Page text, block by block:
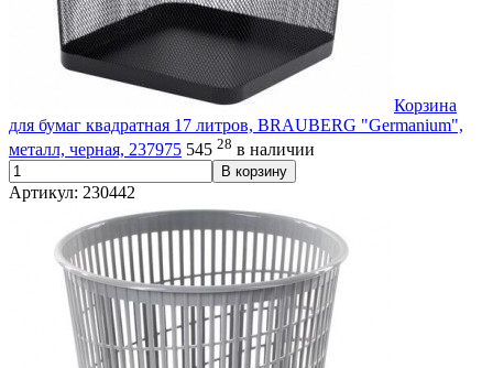
Корзина
для бумаг квадратная 17 литров, BRAUBERG "Germanium",
металл, черная, 237975 545 28 в наличии
В корзину
Артикул: 230442